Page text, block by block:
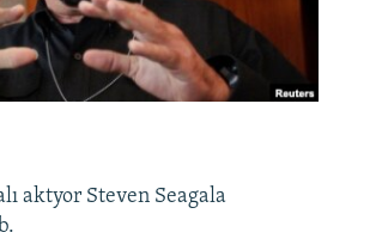
KITABXANASI
STANDARTLARIMIZ
aktyor Steven Seagala